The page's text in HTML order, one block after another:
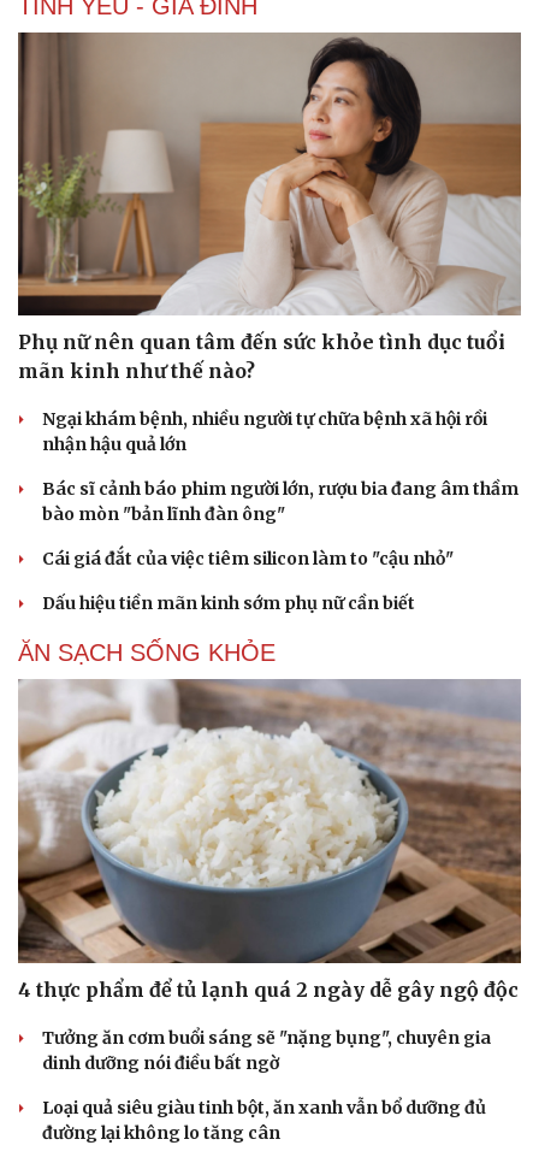
Tư vấn
Săn Tour
Câu chuyện thời sự
TÌNH YÊU - GIA ĐÌNH
Phụ nữ nên quan tâm đến sức khỏe tình dục tuổi
mãn kinh như thế nào?
Ngại khám bệnh, nhiều người tự chữa bệnh xã hội rồi
nhận hậu quả lớn
Bác sĩ cảnh báo phim người lớn, rượu bia đang âm thầm
bào mòn "bản lĩnh đàn ông"
Cái giá đắt của việc tiêm silicon làm to "cậu nhỏ"
Dấu hiệu tiền mãn kinh sớm phụ nữ cần biết
ĂN SẠCH SỐNG KHỎE
4 thực phẩm để tủ lạnh quá 2 ngày dễ gây ngộ độc
Tưởng ăn cơm buổi sáng sẽ "nặng bụng", chuyên gia
dinh dưỡng nói điều bất ngờ
Loại quả siêu giàu tinh bột, ăn xanh vẫn bổ dưỡng đủ
đường lại không lo tăng cân